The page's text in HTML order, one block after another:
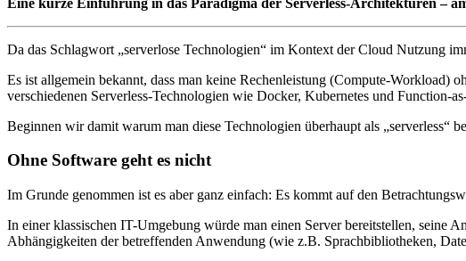
Da das Schlagwort „serverlose Technologien“ im Kontext der Cloud Nutzung
Es ist allgemein bekannt, dass man keine Rechenleistung (Compute-Workload)
verschiedenen Serverless-Technologien wie Docker, Kubernetes und Function-
Beginnen wir damit warum man diese Technologien überhaupt als
Ohne Software geht es nicht
Im Grunde genommen ist es aber ganz einfach: Es kommt auf den
In einer klassischen IT-Umgebung würde man einen Server bereitstellen, seine
Abhängigkeiten der betreffenden Anwendung (wie z.B. Sprachbibliotheken,